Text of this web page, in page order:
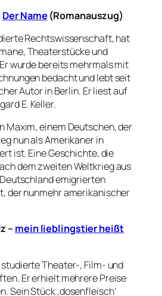
Der Name (Romanauszug)
Rechtswissenschaft, hat
Theaterstücke und
wurde bereits mehrmals mit
bedacht und lebt seit
Autor in Berlin. Er liest auf
E. Keller.
Maxim, einem Deutschen, der
nun als Amerikaner in
ist. Eine Geschichte, die
dem zweiten Weltkrieg aus
emigrierten
der nunmehr amerikanischer
– mein lieblingstier heißt
Theater-, Film- und
Er erhielt mehrere Preise
Sein Stück ‚dosenfleisch‘